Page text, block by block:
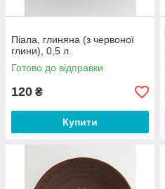
Піала, глиняна (з червоної
глини), 0,5 л.
Готово до відправки
120 ₴
Купити